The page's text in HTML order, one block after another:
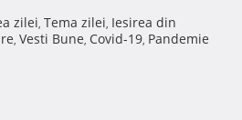
zilei, Tema zilei, Iesirea din
, Vesti Bune, Covid-19, Pandemie